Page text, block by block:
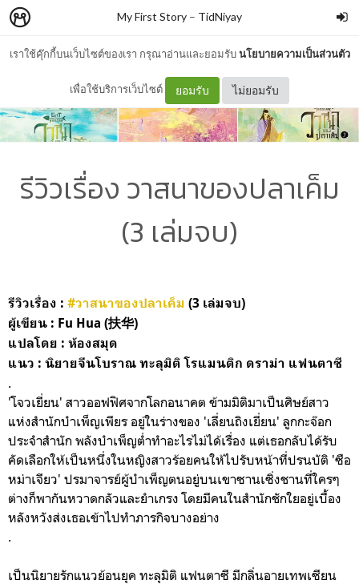
เราใช้คุ๊กกี้บนเว็บไซต์ของเรา กรุณาอ่านและยอมรับนโยบายความเป็นส่วนตัว
เพื่อใช้บริการเว็บไซต์ ยอมรับ ไม่ยอมรับ
My First Story – TidNiyay
รีวิวเรื่อง วาสนาของปลาเค็ม
(3 เล่มจบ)
รีวิวเรื่อง : #วาสนาของปลาเค็ม (3 เล่มจบ)
ผู้เขียน : Fu Hua (扶华)
แปลโดย : ห้องสมุด
แนว : นิยายจีนโบราณ ทะลุมิติ โรแมนติก ดราม่า แฟนตาซี
.
'โจวเยี่ยน' สาวออฟฟิศจากโลกอนาคต ข้ามมิติมาเป็นศิษย์สาว
แห่งสำนักบำเพ็ญเพียร อยู่ในร่างของ 'เลี่ยนถิงเยี่ยน' ลูกกะจ๊อก
ประจำสำนัก พลังบำเพ็ญต่ำทำอะไรไม่ได้เรื่อง แต่เธอกลับได้รับ
คัดเลือกให้เป็นหนึ่งในหญิงสาวร้อยคนให้ไปรับหน้าที่ปรนบัติ 'ซือ
หม่าเจียว' ปรมาจารย์ผู้บำเพ็ญตนอยู่บนเขาซานเซิ่งชานที่ใครๆ
ต่างก็พากันหวาดกลัวและยำเกรง โดยมีคนในสำนักชักใยอยู่เบื้อง
หลังหวังส่งเธอเข้าไปทำภารกิจบางอย่าง
.
เป็นนิยายรักแนวย้อนยุค ทะลุมิติ แฟนตาซี มีกลิ่นอายเทพเซียน